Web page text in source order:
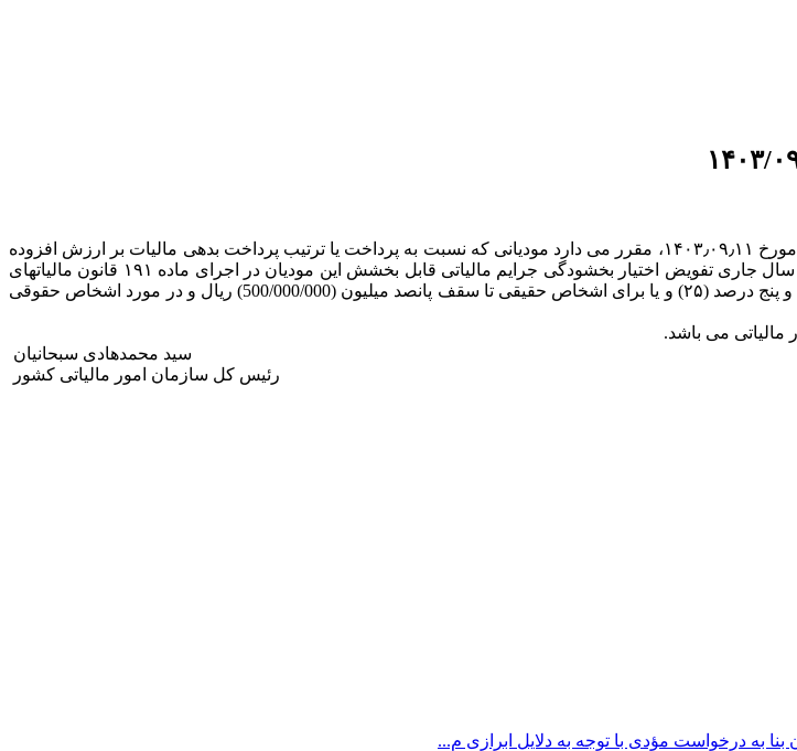
پیرو بخشنامه شماره ۲۰۰٫۵۱۵۱۰٫ د مورخ ۱۴۰۲٫۰۷٫۳۰ و با توجه به نامه شماره ۲۳۰٫۶۷۸۲۰٫ د مورخ ۱۴۰۳٫۰۹٫۱۱، مقرر می دارد مودیانی که نسبت به پرداخت یا ترتیب پرداخت بدهی مالیات بر ارزش افزوده
ابرازی دوره های بهار و تابستان ۱۴۰۳ تا تاریخ ۱۴۰۳٫۰۹٫۲۶ اقدام ننموده باشند از ابتدای دی ماه سال جاری تفویض اختیار بخشودگی جرایم مالیاتی قابل بخشش این مودیان در اجرای ماده ۱۹۱ قانون مالیاتهای
مستقیم در هر دوره سال و منابع مالیاتی عملکرد حقوق تکلیفی و ارزش افزوده حداکثر تا بیست و پنج درصد (۲۵) و یا برای اشخاص حقیقی تا سقف پانصد میلیون (500/000/000) ریال و در مورد اشخاص حقوقی
مالیاتی می باشد.
سید محمدهادی سبحانیان
رئیس کل سازمان امور مالیاتی کشور